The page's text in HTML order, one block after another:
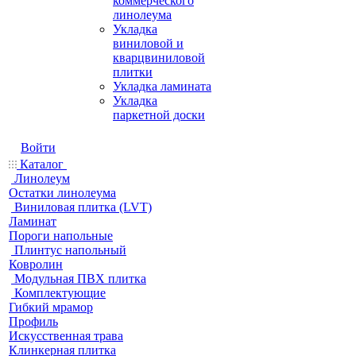
линолеума
Укладка
виниловой и
кварцвиниловой
плитки
Укладка ламината
Укладка
паркетной доски
Войти
Каталог
Линолеум
Остатки линолеума
Виниловая плитка (LVT)
Ламинат
Пороги напольные
Плинтус напольный
Ковролин
Модульная ПВХ плитка
Комплектующие
Гибкий мрамор
Профиль
Искусственная трава
Клинкерная плитка